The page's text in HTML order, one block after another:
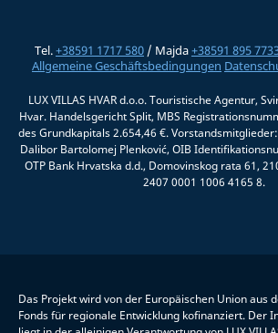
Tel.+38591 1717 580 / Majda+38591 895
Allgemeine Geschäftsbedingungen
LUX VILLAS HVAR d.o.o. Touristische Agentur,
Hvar. Handelsgericht Split, MBS
des Grundkapitals 2.654,46 €.
Dalibor Bartolomej Plenković, OIB
OTP Bank Hrvatska d.d., Domovinskog rata 61,
2407 0001 1006 4165 8.
Das Projekt wird von der Europäischen Union aus
Fonds für regionale Entwicklung kofinanziert. Der